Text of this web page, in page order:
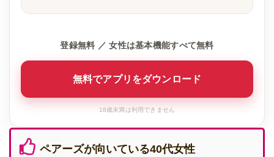
登録無料 ／ 女性は基本機能すべて無料
無料でアプリをダウンロード
18歳未満は利用できません
ペアーズが向いている40代女性